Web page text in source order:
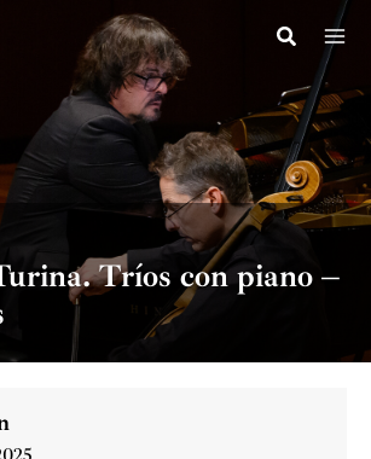
Tríos con piano –